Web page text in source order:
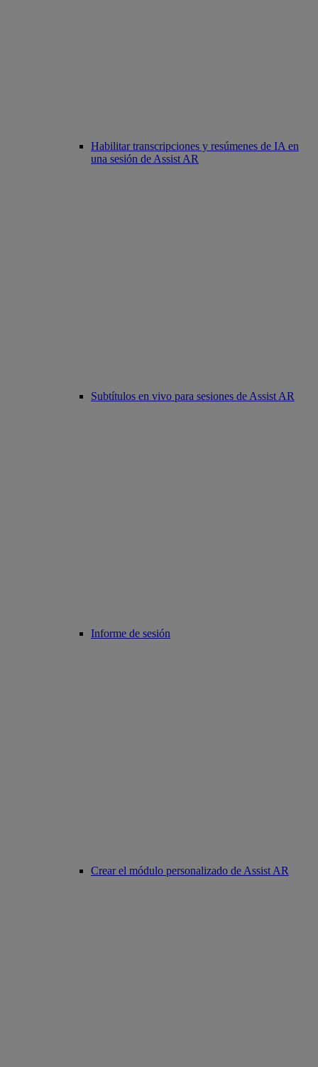
Habilitar transcripciones y resúmenes de IA en
una sesión de Assist AR
Subtítulos en vivo para sesiones de Assist AR
Informe de sesión
Crear el módulo personalizado de Assist AR